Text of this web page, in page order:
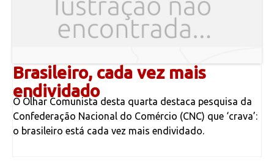
Brasileiro, cada vez mais
endividado
O Olhar Comunista desta quarta destaca pesquisa da
Confederação Nacional do Comércio (CNC) que ‘crava’:
o brasileiro está cada vez mais endividado.